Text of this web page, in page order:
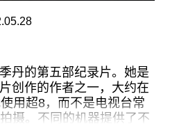
据说也很快会被拆迁；周
一座座高楼拔地而起；头
起一道道高压线；姐弟三
各种房地产楼盘的广告。
在现代化和都市化日日扩
描述了一种与之脱节的生
丹的第五部纪录片。她是
创作的作者之一，大约在
用超8，而不是电视台常
摄。不同的机器提供了不